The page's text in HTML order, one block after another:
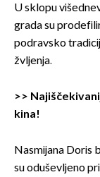
U sklopu
grada su
podravsko
žvljenja.
>>
kina!
Nasmijana Doris
su oduševljeno